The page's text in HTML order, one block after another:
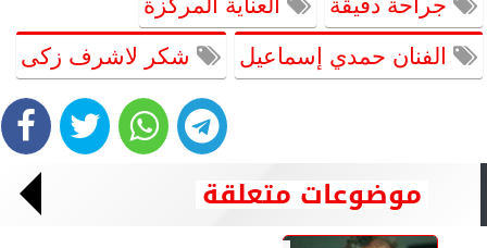
جراحة دقيقة العناية المركزة
الفنان حمدي إسماعيل شكر لاشرف زكى
موضوعات متعلقة